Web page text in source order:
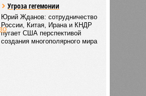
Угроза гегемонии
Юрий Жданов: сотрудничество
России, Китая, Ирана и КНДР
пугает США перспективой
создания многополярного мира